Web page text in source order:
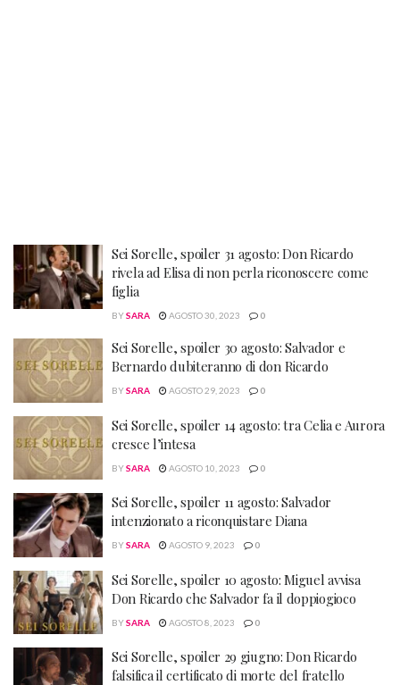
Sei Sorelle, spoiler 31 agosto: Don Ricardo
rivela ad Elisa di non perla riconoscere come
figlia
BYSARA AGOSTO 30, 2023 0
Sei Sorelle, spoiler 30 agosto: Salvador e
Bernardo dubiteranno di don Ricardo
BYSARA AGOSTO 29, 2023 0
Sei Sorelle, spoiler 14 agosto: tra Celia e Aurora
cresce l’intesa
BYSARA AGOSTO 10, 2023 0
Sei Sorelle, spoiler 11 agosto: Salvador
intenzionato a riconquistare Diana
BYSARA AGOSTO 9, 2023 0
Sei Sorelle, spoiler 10 agosto: Miguel avvisa
Don Ricardo che Salvador fa il doppiogioco
BYSARA AGOSTO 8, 2023 0
Sei Sorelle, spoiler 29 giugno: Don Ricardo
falsifica il certificato di morte del fratello